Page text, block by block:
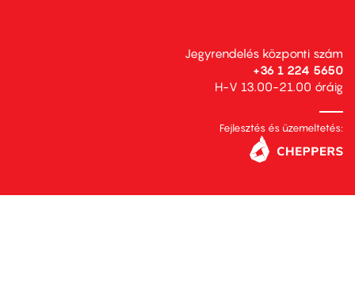
Jegyrendelés központi szám
+36 1 224 5650
H-V 13.00-21.00 óráig
Fejlesztés és üzemeltetés: